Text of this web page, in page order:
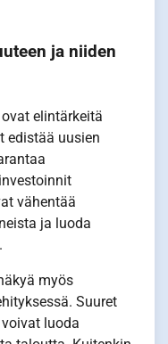
ja niiden
elintärkeitä
edistää uusien
vähentää
ja luoda
myös
Suuret
luoda